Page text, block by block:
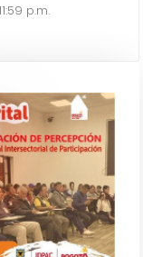
p.m.
4
CLIP